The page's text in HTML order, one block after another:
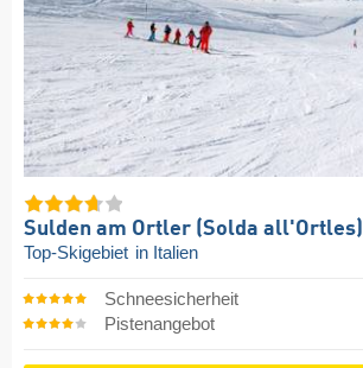
Sulden am Ortler (Solda all'Ortles)
Top-Skigebiet in Italien
Schneesicherheit
Pistenangebot